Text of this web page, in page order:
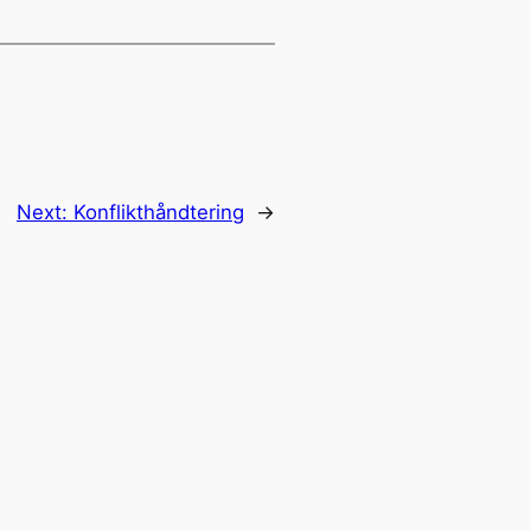
Next: Konflikthåndtering →